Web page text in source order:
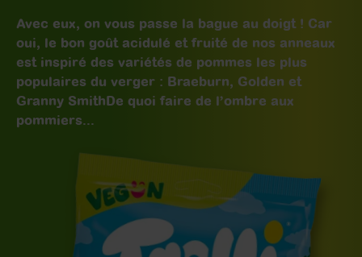
Avec eux, on vous passe la bague au doigt ! Car
oui, le bon goût acidulé et fruité de nos anneaux
est inspiré des variétés de pommes les plus
populaires du verger : Braeburn, Golden et
Granny SmithDe quoi faire de l’ombre aux
pommiers...